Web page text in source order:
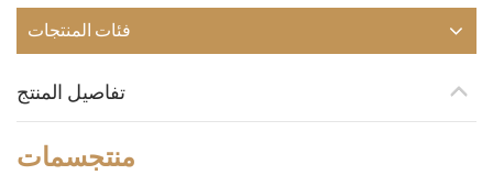
فئات المنتجات
تفاصيل المنتج
منتجسمات